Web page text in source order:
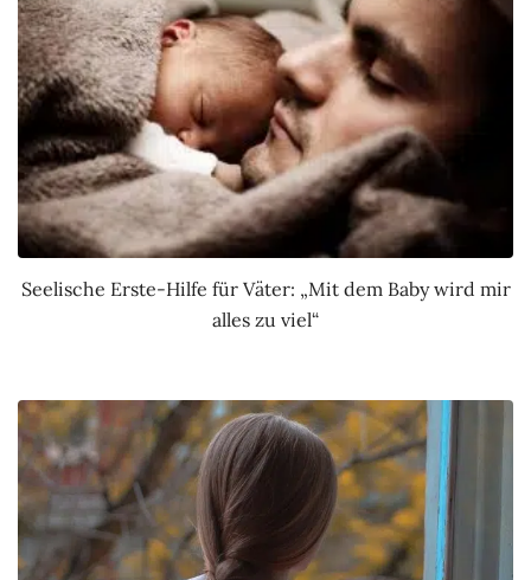
Seelische Erste-Hilfe für Väter: „Mit dem Baby wird mir
alles zu viel“